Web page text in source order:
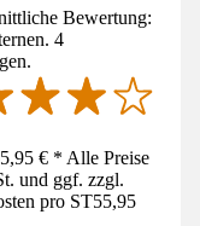
Bewertung:
4
€ * Alle Preise
und ggf. zzgl.
pro ST55,95